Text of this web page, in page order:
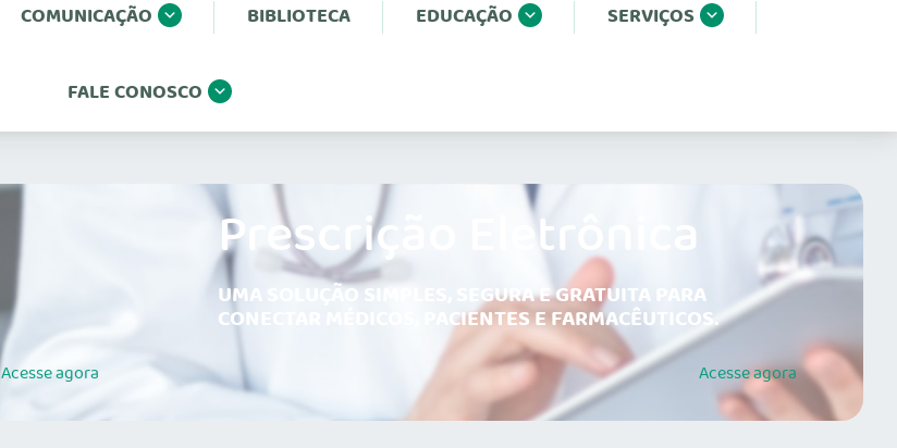
COMUNICAÇÃO BIBLIOTECA EDUCAÇÃO SERVIÇOS
FALE CONOSCO
Acesseagora
Prescrição Eletrônica
UMA SOLUÇÃO SIMPLES, SEGURA E GRATUITA PARA
CONECTAR MÉDICOS, PACIENTES E FARMACÊUTICOS.
Acesseagora